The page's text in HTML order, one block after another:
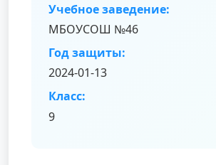
Учебное заведение:
МБОУСОШ №46
Год защиты:
2024-01-13
Класс:
9